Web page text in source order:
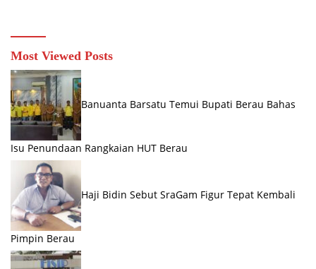
Most Viewed Posts
Banuanta Barsatu Temui Bupati Berau Bahas
Isu Penundaan Rangkaian HUT Berau
Haji Bidin Sebut SraGam Figur Tepat Kembali
Pimpin Berau